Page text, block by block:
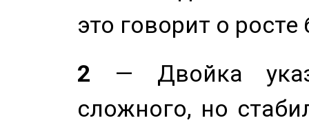
это говорит о
2 — Двойка
сложного, но